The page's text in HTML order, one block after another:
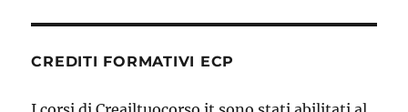
CREDITI FORMATIVI ECP